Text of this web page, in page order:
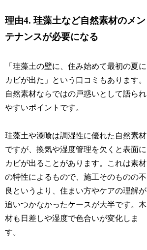
理由4. 珪藻土など自然素材のメン
テナンスが必要になる
「珪藻土の壁に、住み始めて最初の夏に
カビが出た」という口コミもあります。
自然素材ならではの戸惑いとして語られ
やすいポイントです。
珪藻土や漆喰は調湿性に優れた自然素材
ですが、換気や湿度管理を欠くと表面に
カビが出ることがあります。これは素材
の特性によるもので、施工そのものの不
良というより、住まい方やケアの理解が
追いつかなかったケースが大半です。木
材も日差しや湿度で色合いが変化しま
す。